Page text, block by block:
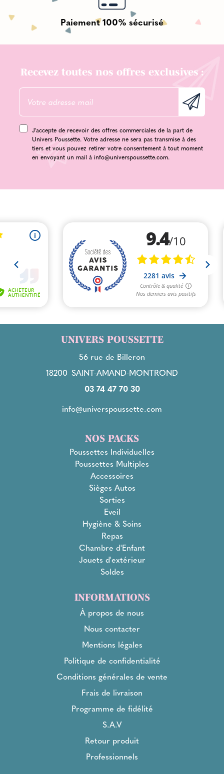
Paiement 100% sécurisé
Recevez toutes nos offres exclusives :
J'accepte de recevoir des offres commerciales de la part de
Univers Poussette. Votre adresse ne sera pas transmise à des
tiers et vous pouvez retirer votre consentement à tout moment
en envoyant un mail à info@universpoussette.com.
UNIVERS POUSSETTE
56 rue de Billeron
18200 SAINT-AMAND-MONTROND
03 74 47 70 30
info@universpoussette.com
NOS PACKS
Poussettes Individuelles
Poussettes Multiples
Accessoires
Sièges Autos
Sorties
Eveil
Hygiène & Soins
Repas
Chambre d'Enfant
Jouets d'extérieur
Soldes
INFORMATIONS
À propos de nous
Nous contacter
Mentions légales
Politique de confidentialité
Conditions générales de vente
Frais de livraison
Programme de fidélité
S.A.V
Retour produit
Professionnels